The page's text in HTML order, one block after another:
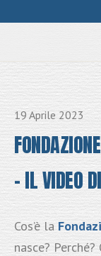
19 Aprile 2023
– IL VIDEO
Cos’è la
nasce?